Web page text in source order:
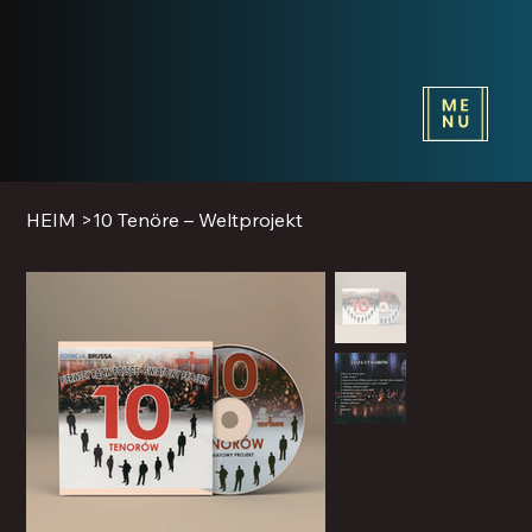
HEIM >10 Tenöre – Weltprojekt